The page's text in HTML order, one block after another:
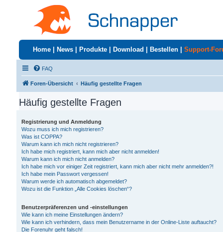
Home News Produkte Download Bestellen Support-
FAQ
Foren-Übersicht Häufig gestellte Fragen
Häufig gestellte Fragen
Registrierung und Anmeldung
Wozu muss ich mich registrieren?
Was ist COPPA?
Warum kann ich mich nicht registrieren?
Ich habe mich registriert, kann mich aber nicht anmelden!
Warum kann ich mich nicht anmelden?
Ich habe mich vor einiger Zeit registriert, kann mich aber nicht mehr anmelden?!
Ich habe mein Passwort vergessen!
Warum werde ich automatisch abgemeldet?
Wozu ist die Funktion „Alle Cookies löschen“?
Benutzerpräferenzen und -einstellungen
Wie kann ich meine Einstellungen ändern?
Wie kann ich verhindern, dass mein Benutzername in der Online-Liste auftaucht?
Die Forenuhr geht falsch!